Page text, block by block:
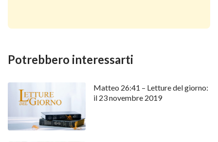
IlVangelodel giorno - L’opera di Dio, l’indole
Potrebbero interessarti
Matteo 26:41 – Letture del giorno:
il 23 novembre 2019